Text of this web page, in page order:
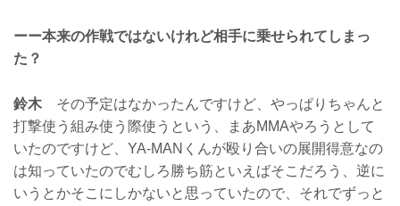
ーー本来の作戦ではないけれど相手に乗せられてしまっ
た？
鈴木 その予定はなかったんですけど、やっぱりちゃんと
打撃使う組み使う際使うという、まあMMAやろうとして
いたのですけど、YA-MANくんが殴り合いの展開得意なの
は知っていたのでむしろ勝ち筋といえばそこだろう、逆に
いうとかそこにしかないと思っていたので、それでずっと